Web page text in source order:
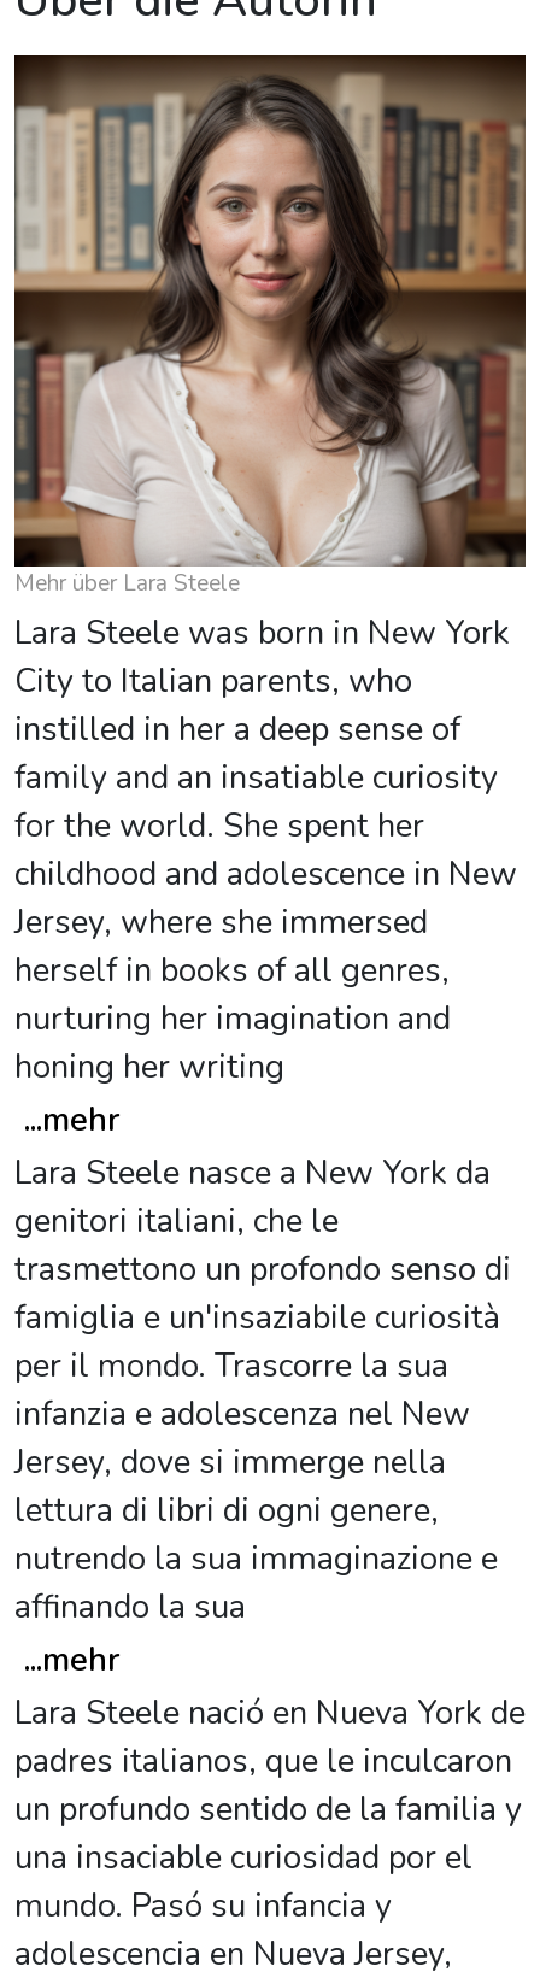
Mehr über Lara Steele
Lara Steele was born in New York
City to Italian parents, who
instilled in her a deep sense of
family and an insatiable curiosity
for the world. She spent her
childhood and adolescence in New
Jersey, where she immersed
herself in books of all genres,
nurturing her imagination and
honing her writing
...mehr
Lara Steele nasce a New York da
genitori italiani, che le
trasmettono un profondo senso di
famiglia e un'insaziabile curiosità
per il mondo. Trascorre la sua
infanzia e adolescenza nel New
Jersey, dove si immerge nella
lettura di libri di ogni genere,
nutrendo la sua immaginazione e
affinando la sua
...mehr
Lara Steele nació en Nueva York de
padres italianos, que le inculcaron
un profundo sentido de la familia y
una insaciable curiosidad por el
mundo. Pasó su infancia y
adolescencia en Nueva Jersey,